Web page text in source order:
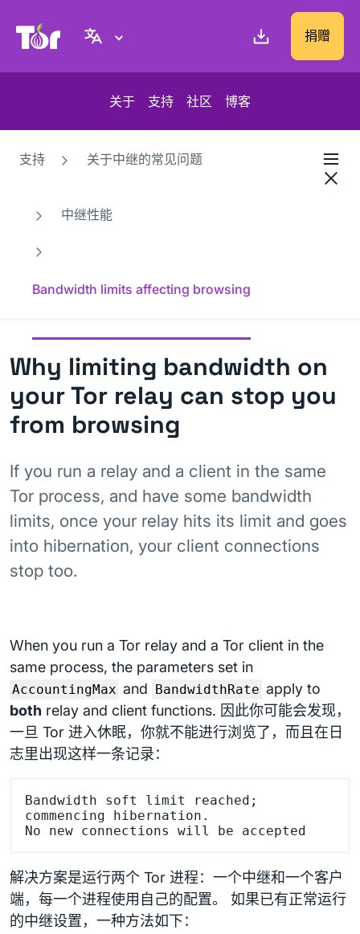
Tor Project 网站 捐赠
关于 支持 社区 博客
支持 关于中继的常见问题
中继性能
Bandwidth limits affecting browsing
Why limiting bandwidth on
your Tor relay can stop you
from browsing
If you run a relay and a client in the same
Tor process, and have some bandwidth
limits, once your relay hits its limit and goes
into hibernation, your client connections
stop too.
When you run a Tor relay and a Tor client in the
same process, the parameters set in
AccountingMax and BandwidthRate apply to
both relay and client functions. 因此你可能会发现，
一旦 Tor 进入休眠，你就不能进行浏览了，而且在日
志里出现这样一条记录：
Bandwidth soft limit reached;
commencing hibernation.
解决方案是运行两个 Tor 进程：一个中继和一个客户
端，每一个进程使用自己的配置。 如果已有正常运行
的中继设置，一种方法如下：